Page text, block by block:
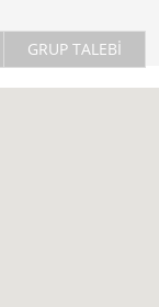
GRUP TALEBİ